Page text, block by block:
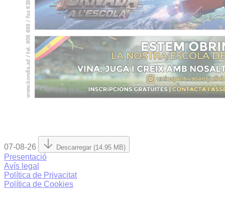
07-08-26 Descarregar (14.95 MB)
Presentació
Avís legal
Política de Privacitat
Política de Cookies